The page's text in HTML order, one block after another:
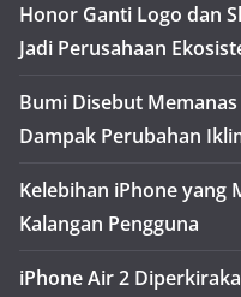
Honor Ganti Logo dan
Jadi Perusahaan
Bumi Disebut
Dampak Perubahan
Kelebihan iPhone yang
Kalangan Pengguna
iPhone Air 2